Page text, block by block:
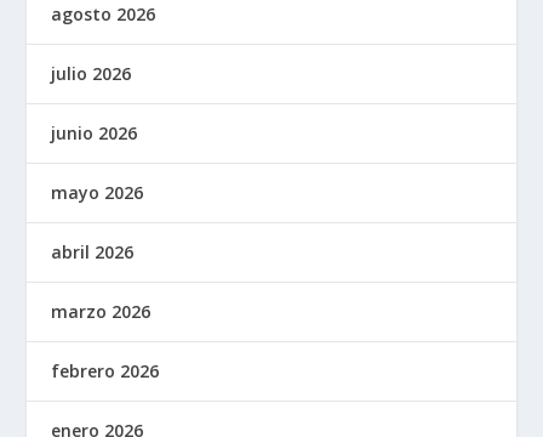
agosto 2026
julio 2026
junio 2026
mayo 2026
abril 2026
marzo 2026
febrero 2026
enero 2026